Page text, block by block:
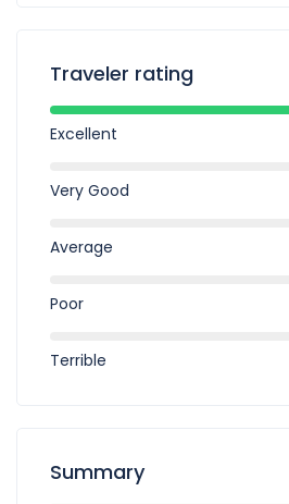
Traveler rating
Excellent
Very Good
Average
Poor
Terrible
Summary